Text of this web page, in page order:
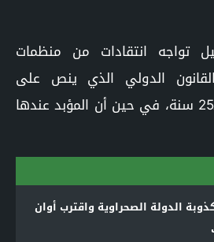
تواجه انتقادات من منظمات
الدولي الذي ينص على
تحديد عقوبة المؤبد بـ25 سنة، في حين أن المؤبد عندها
الدولة الصحراوية واقترب أوان